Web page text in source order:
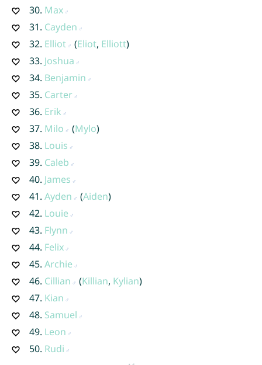
30. Max
31. Cayden
32. Elliot (Eliot, Elliott)
33. Joshua
34. Benjamin
35. Carter
36. Erik
37. Milo (Mylo)
38. Louis
39. Caleb
40. James
41. Ayden (Aiden)
42. Louie
43. Flynn
44. Felix
45. Archie
46. Cillian (Killian, Kylian)
47. Kian
48. Samuel
49. Leon
50. Rudi